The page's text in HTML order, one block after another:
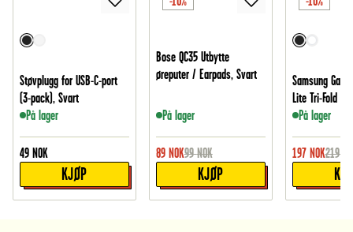
Støvplugg for USB-C-port
(3-pack), Svart
På lager
49 NOK
KJØP
Bose QC35 Utbytte
øreputer / Earpads, Svart
På lager
89 NOK99 NOK
KJØP
Samsung
Lite Tri-Fold
På lager
197 NOK219